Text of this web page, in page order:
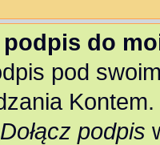
podpis do
pod
Dołącz podpis